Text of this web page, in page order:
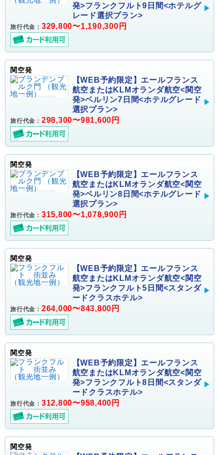
発>フランクフルト9日間<ホテルグ
レード選択プラン>
旅行代金： 329,800〜1,190,300円
関空発
【WEB予約限定】エールフランス
航空またはKLMオランダ航空<関空
発>ベルリン7日間<ホテルグレード
選択プラン>
旅行代金： 298,300〜981,600円
関空発
【WEB予約限定】エールフランス
航空またはKLMオランダ航空<関空
発>ベルリン8日間<ホテルグレード
選択プラン>
旅行代金： 315,800〜1,078,900円
関空発
【WEB予約限定】エールフランス
航空またはKLMオランダ航空<関空
発>フランクフルト5日間<スタンダ
ードクラスホテル>
旅行代金： 264,000〜843,800円
関空発
【WEB予約限定】エールフランス
航空またはKLMオランダ航空<関空
発>フランクフルト8日間<スタンダ
ードクラスホテル>
旅行代金： 312,800〜958,400円
関空発